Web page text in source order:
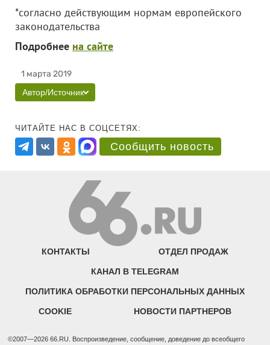
*согласно действующим нормам европейского
законодательства
Подробнее на сайте
1 марта 2019
Автор/Источник
ЧИТАЙТЕ НАС В СОЦСЕТЯХ:
Сообщить новость
КОНТАКТЫ ОТДЕЛ ПРОДАЖ
КАНАЛ В TELEGRAM
ПОЛИТИКА ОБРАБОТКИ ПЕРСОНАЛЬНЫХ ДАННЫХ
COOKIE НОВОСТИ ПАРТНЕРОВ
©2007—2026 66.RU. Воспроизведение, сообщение, доведение до всеобщего